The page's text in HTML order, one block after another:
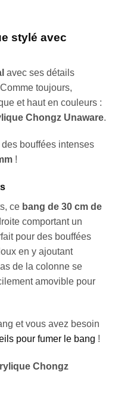
stylé avec
avec ses détails
toujours,
et haut en couleurs :
Chongz Unaware.
bouffées intenses
!
ce bang de 30 cm de
comportant un
pour des bouffées
en y ajoutant
de la colonne se
amovible pour
et vous avez besoin
pour fumer le bang !
Chongz